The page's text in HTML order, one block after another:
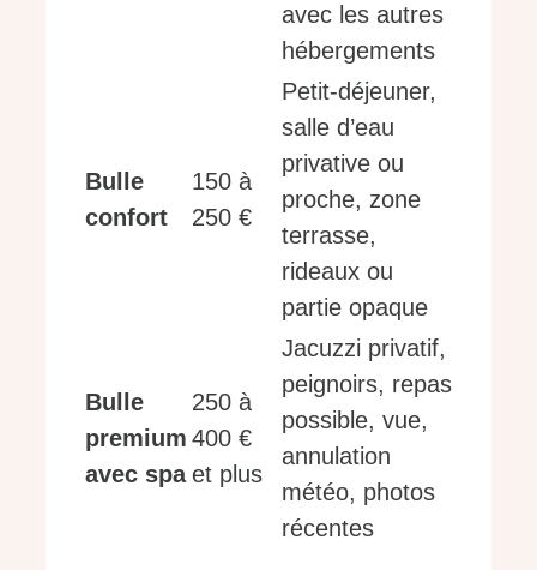
avec les autres
hébergements
Bulle
confort
150 à
250 €
Petit-déjeuner,
salle d’eau
privative ou
proche, zone
terrasse,
rideaux ou
partie opaque
Bulle
premium
avec spa
250 à
400 €
et plus
Jacuzzi privatif,
peignoirs, repas
possible, vue,
annulation
météo, photos
récentes